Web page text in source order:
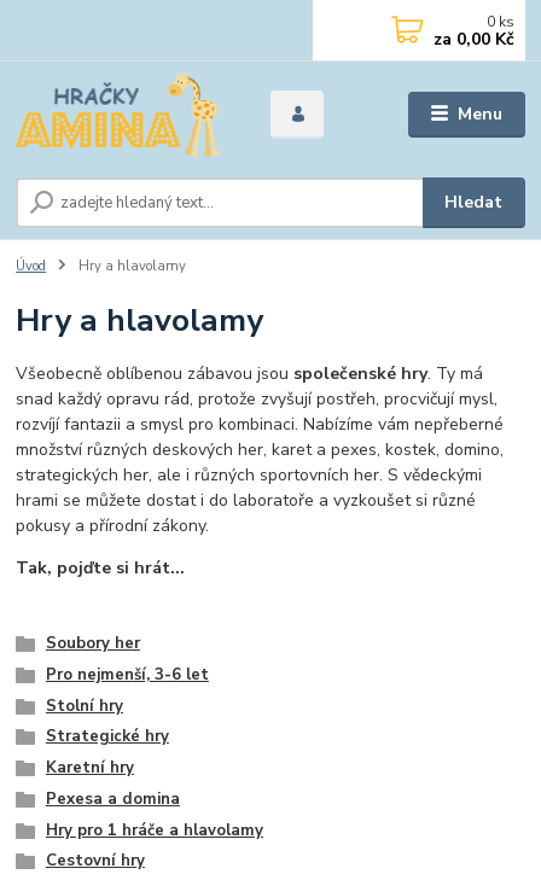
Menu
Hledat
0 ks
za 0,00 Kč
Úvod Hry a hlavolamy
Hry a hlavolamy
Všeobecně oblíbenou zábavou jsou společenské hry. Ty má
snad každý opravu rád, protože zvyšují postřeh, procvičují mysl,
rozvíjí fantazii a smysl pro kombinaci. Nabízíme vám nepřeberné
množství různých deskových her, karet a pexes, kostek, domino,
strategických her, ale i různých sportovních her. S vědeckými
hrami se můžete dostat i do laboratoře a vyzkoušet si různé
pokusy a přírodní zákony.
Tak, pojďte si hrát...
Soubory her
Pro nejmenší, 3-6 let
Stolní hry
Strategické hry
Karetní hry
Pexesa a domina
Hry pro 1 hráče a hlavolamy
Cestovní hry